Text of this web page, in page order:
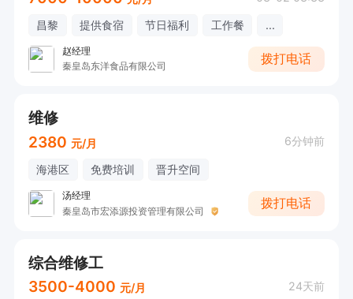
昌黎 提供食宿 节日福利 工作餐 ...
赵经理
秦皇岛东洋食品有限公司
拨打电话
维修
2380 元/月 6分钟前
海港区 免费培训 晋升空间
汤经理
秦皇岛市宏添源投资管理有限公司
拨打电话
综合维修工
3500-4000 元/月 24天前